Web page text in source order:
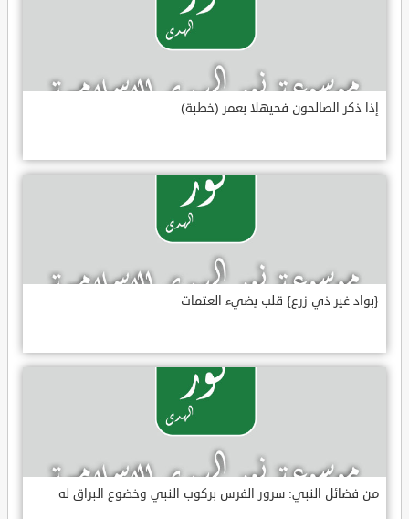
إذا ذكر الصالحون فحيهلا بعمر (خطبة)
{بواد غير ذي زرع} قلب يضيء العتمات
من فضائل النبي: سرور الفرس بركوب النبي وخضوع البراق له